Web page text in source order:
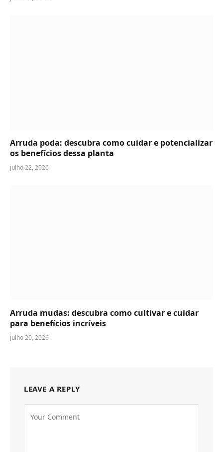
Arruda poda: descubra como cuidar e potencializar
os benefícios dessa planta
julho 22, 2026
Arruda mudas: descubra como cultivar e cuidar
para benefícios incríveis
julho 20, 2026
LEAVE A REPLY